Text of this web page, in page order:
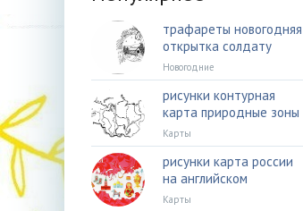
трафареты новогодняя
открытка солдату
Новогодние
рисунки контурная
карта природные зоны
Карты
рисунки карта россии
на английском
Карты